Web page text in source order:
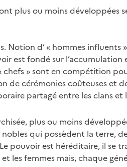
plus ou moins développées
d’ « hommes influents
est fondé sur
chefs » sont en compétition
cérémonies coûteuses et
partagé entre les clans et
plus ou moins
qui possèdent la terre,
pouvoir est héréditaire, il se
les femmes mais, chaque